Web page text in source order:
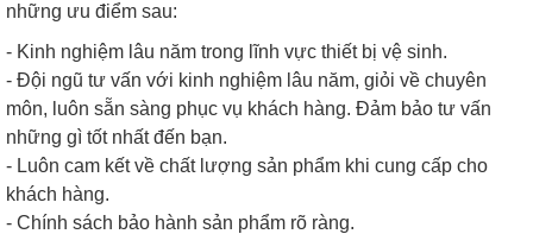
những ưu điểm sau:
- Kinh nghiệm lâu năm trong lĩnh vực thiết bị vệ sinh.
- Đội ngũ tư vấn với kinh nghiệm lâu năm, giỏi về chuyên
môn, luôn sẵn sàng phục vụ khách hàng. Đảm bảo tư vấn
những gì tốt nhất đến bạn.
- Luôn cam kết về chất lượng sản phẩm khi cung cấp cho
khách hàng.
- Chính sách bảo hành sản phẩm rõ ràng.